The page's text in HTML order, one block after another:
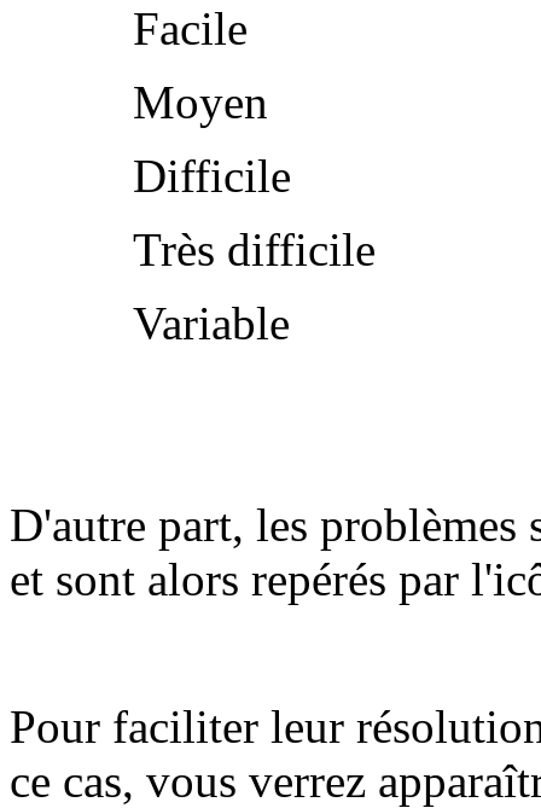
Facile
Moyen
Difficile
Très difficile
Variable
D'autre part, les problèmes
et sont alors repérés par
Pour faciliter leur
ce cas, vous verrez